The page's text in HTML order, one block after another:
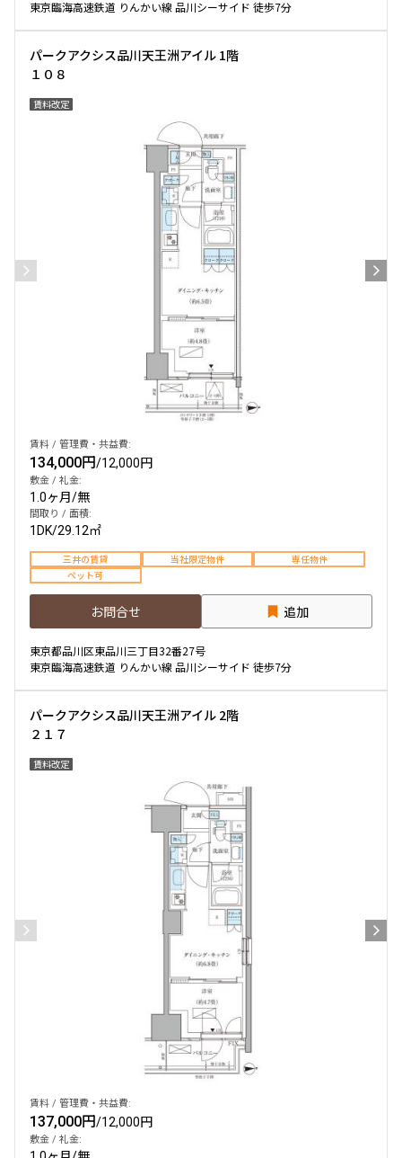
東京臨海高速鉄道 りんかい線 品川シーサイド 徒歩7分
パークアクシス品川天王洲アイル 1階
１０８
賃料改定
賃料 / 管理費・共益費:
134,000円/12,000円
敷金 / 礼金:
1.0ヶ月/無
間取り / 面積:
1DK/29.12㎡
三井の賃貸 当社限定物件
専任物件
ペット可
お問合せ 追加
東京都品川区東品川三丁目32番27号
東京臨海高速鉄道 りんかい線 品川シーサイド 徒歩7分
パークアクシス品川天王洲アイル 2階
２１７
賃料改定
賃料 / 管理費・共益費:
137,000円/12,000円
敷金 / 礼金: